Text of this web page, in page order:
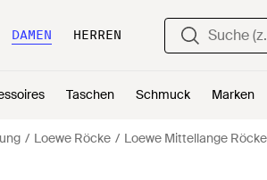
DAMEN HERREN
Taschen Schmuck Marken
Loewe Röcke Loewe Mittellange Röcke